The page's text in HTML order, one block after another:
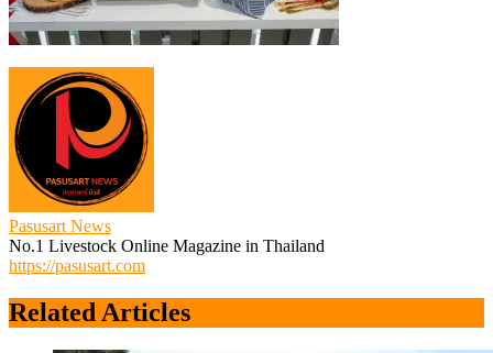
Pasusart News
No.1 Livestock Online Magazine in Thailand
https://pasusart.com
Related Articles